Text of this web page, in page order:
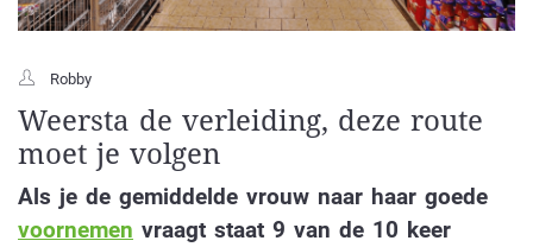
Robby
Weersta de verleiding, deze route
moet je volgen
Als je de gemiddelde vrouw naar haar goede
voornemen vraagt staat 9 van de 10 keer